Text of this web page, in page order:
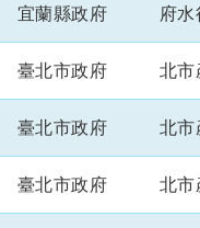
宜蘭縣政府 府
臺北市政府 北
臺北市政府 北
臺北市政府 北